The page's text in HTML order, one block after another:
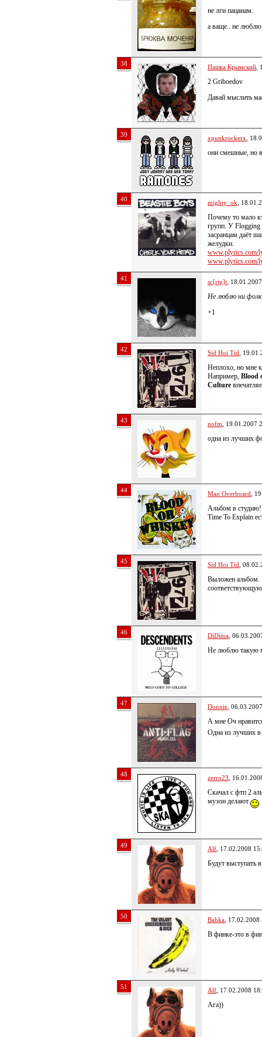
не лги пацанам.
а ваще.. не
38 Пашка Крымский
2 Griboedov
Давай мыслить
39 xpunkrockerx ,
они смешные, но
40 mighty_ok ,
Почему то мало
групп. У Flogging
засранцам даёт
желудки.
www.plyrics.com/
www.plyrics.com/
41 sc[rip]t ,
Не люблю ни
+1
42 Sid Hoi Tid ,
Неплохо, но мне
Например, Blood
Culture
43 nofm , 19.01.2007
одна из лучших
44 Man Overboard ,
Альбом в
Time To Explain
45 Sid Hoi Tid ,
Выложен альбом.
46 DiDima ,
Не люблю такую
47 Donnie ,
А мне Оч
Одна из лучших в
48 zerro23 ,
Скачал с фтп 2
музон делают
49 Alf , 17.02.2008
Будут выступать
50 Babka ,
В финке-это в
51 Alf , 17.02.2008
Ага))